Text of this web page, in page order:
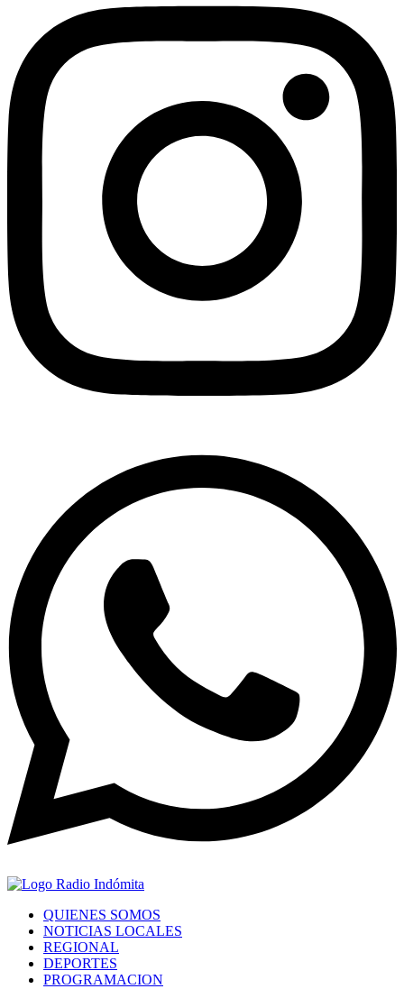
QUIENES SOMOS
NOTICIAS LOCALES
REGIONAL
DEPORTES
PROGRAMACION